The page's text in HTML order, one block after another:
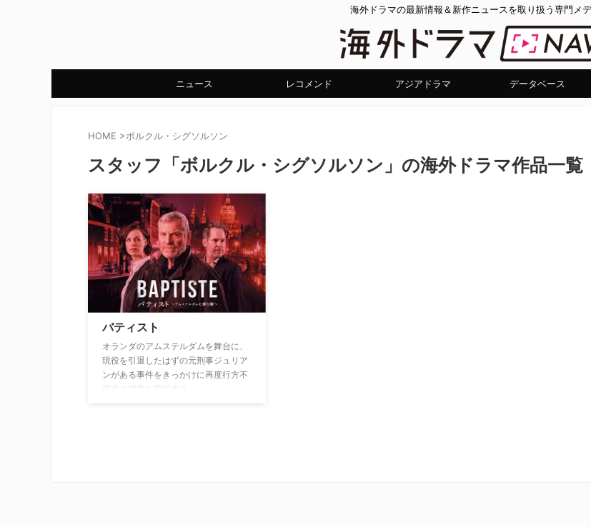
海外ドラマの最新情報＆新作ニュースを取り扱う専門メ
ニュース レコメンド アジアドラマ データベース
HOME >ボルクル・シグソルソン
スタッフ「ボルクル・シグソルソン」の海外ドラマ作品一覧
バティスト
オランダのアムステルダムを舞台に、
現役を引退したはずの元刑事ジュリア
ンがある事件をきっかけに再度行方不
明者の捜索を開始する。